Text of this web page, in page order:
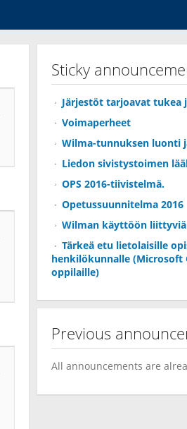
Sticky
Järjestöt tarjoavat tukea
Voimaperheet
Wilma-tunnuksen luonti
Liedon sivistystoimen
OPS 2016-tiivistelmä.
Opetussuunnitelma 2016
Wilman käyttöön
Tärkeä etu lietolaisille
henkilökunnalle
oppilaille)
Previous
All announcements are